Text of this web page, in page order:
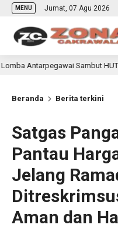
MENU Jumat, 07 Agu 2026
Sambut HUT RI ke-81
Beranda Berita terkini
Satgas
Pantau
Jelang
Aman dan